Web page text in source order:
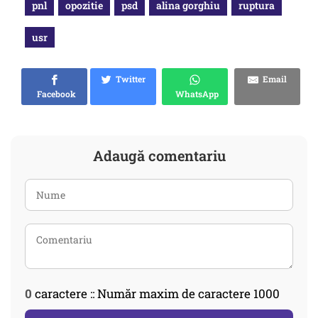
pnl opozitie psd alina gorghiu ruptura
usr
Facebook
Twitter
WhatsApp
Email
Adaugă comentariu
0 caractere :: Număr maxim de caractere 1000